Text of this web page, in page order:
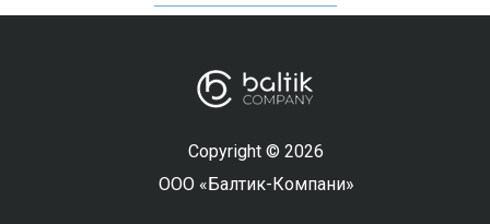
Copyright © 2026
ООО «Балтик-Компани»